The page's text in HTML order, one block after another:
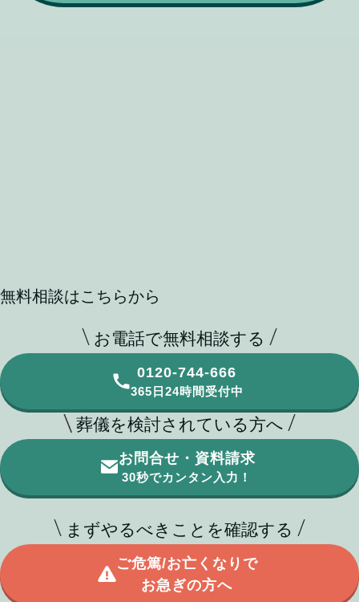
無料相談はこちらから
お電話で無料相談する
0120-744-666
365日24時間受付中
葬儀を検討されている方へ
お問合せ・資料請求
30秒でカンタン入力！
まずやるべきことを確認する
ご危篤/お亡くなりで
お急ぎの方へ